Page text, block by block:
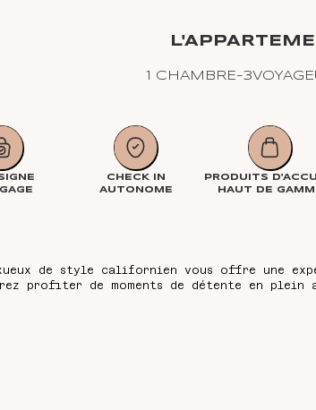
1 CHAMBRE-3
CHECK IN
AUTONOME
PRODUITS
HAUT DE
de style californien vous offre une
profiter de moments de détente en plein